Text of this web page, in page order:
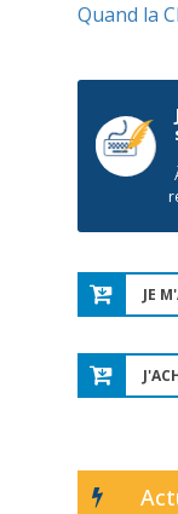
Quand la
JE